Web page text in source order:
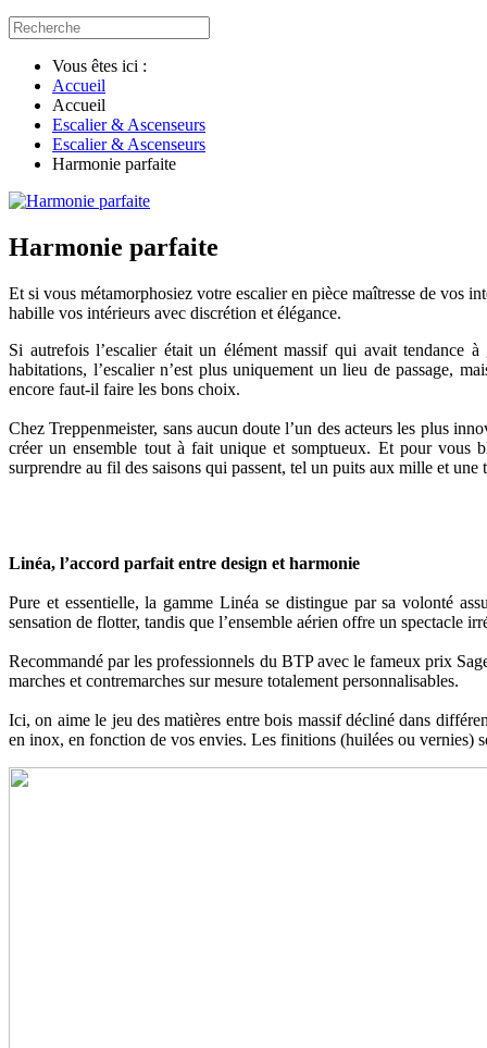
Vous êtes ici :
Accueil
Accueil
Escalier & Ascenseurs
Escalier & Ascenseurs
Harmonie parfaite
Harmonie parfaite
Et si vous métamorphosiez votre escalier en pièce maîtresse de
habille vos intérieurs avec discrétion et élégance.
Si autrefois l’escalier était un élément massif qui avait tendance
habitations, l’escalier n’est plus uniquement un lieu de passage,
encore faut-il faire les bons choix.
Chez Treppenmeister, sans aucun doute l’un des acteurs les plus
créer un ensemble tout à fait unique et somptueux. Et pour vous
surprendre au fil des saisons qui passent, tel un puits aux mille et
Linéa, l’accord parfait entre design et harmonie
Pure et essentielle, la gamme Linéa se distingue par sa volonté
sensation de flotter, tandis que l’ensemble aérien offre un spectacle
Recommandé par les professionnels du BTP avec le fameux prix
marches et contremarches sur mesure totalement personnalisables.
Ici, on aime le jeu des matières entre bois massif décliné dans
en inox, en fonction de vos envies. Les finitions (huilées ou vernies)